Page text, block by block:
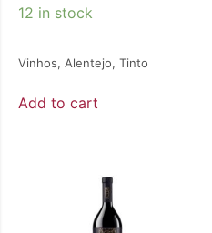
12 in stock
Vinhos, Alentejo, Tinto
Add to cart